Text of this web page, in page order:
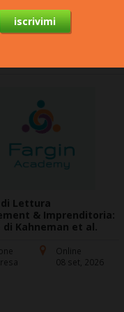
di Lettura
& Imprenditoria:
di Kahneman et al.
Online
08 set, 2026